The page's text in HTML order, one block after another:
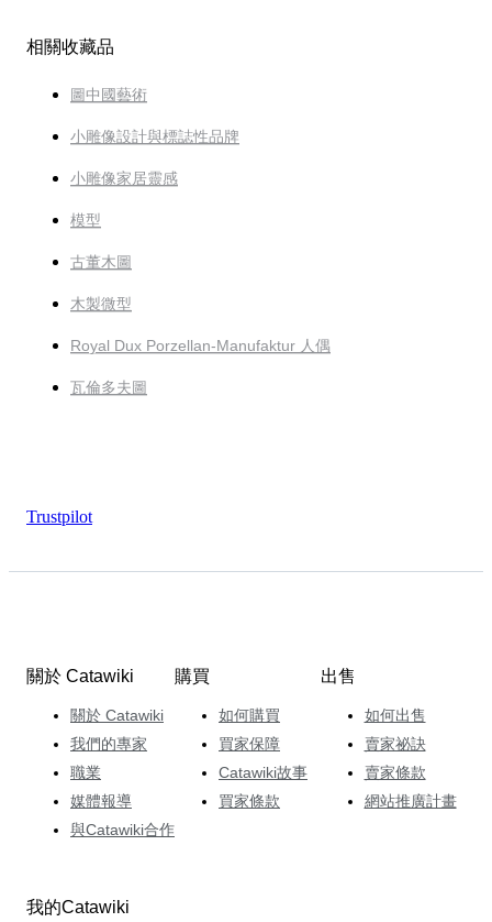
相關收藏品
圖中國藝術
小雕像設計與標誌性品牌
小雕像家居靈感
模型
古董木圖
木製微型
Royal Dux Porzellan-Manufaktur 人偶
瓦倫多夫圖
Trustpilot
關於 Catawiki
關於 Catawiki
我們的專家
職業
媒體報導
與Catawiki合作
購買
如何購買
買家保障
Catawiki故事
買家條款
出售
如何出售
賣家祕訣
賣家條款
網站推廣計畫
我的Catawiki